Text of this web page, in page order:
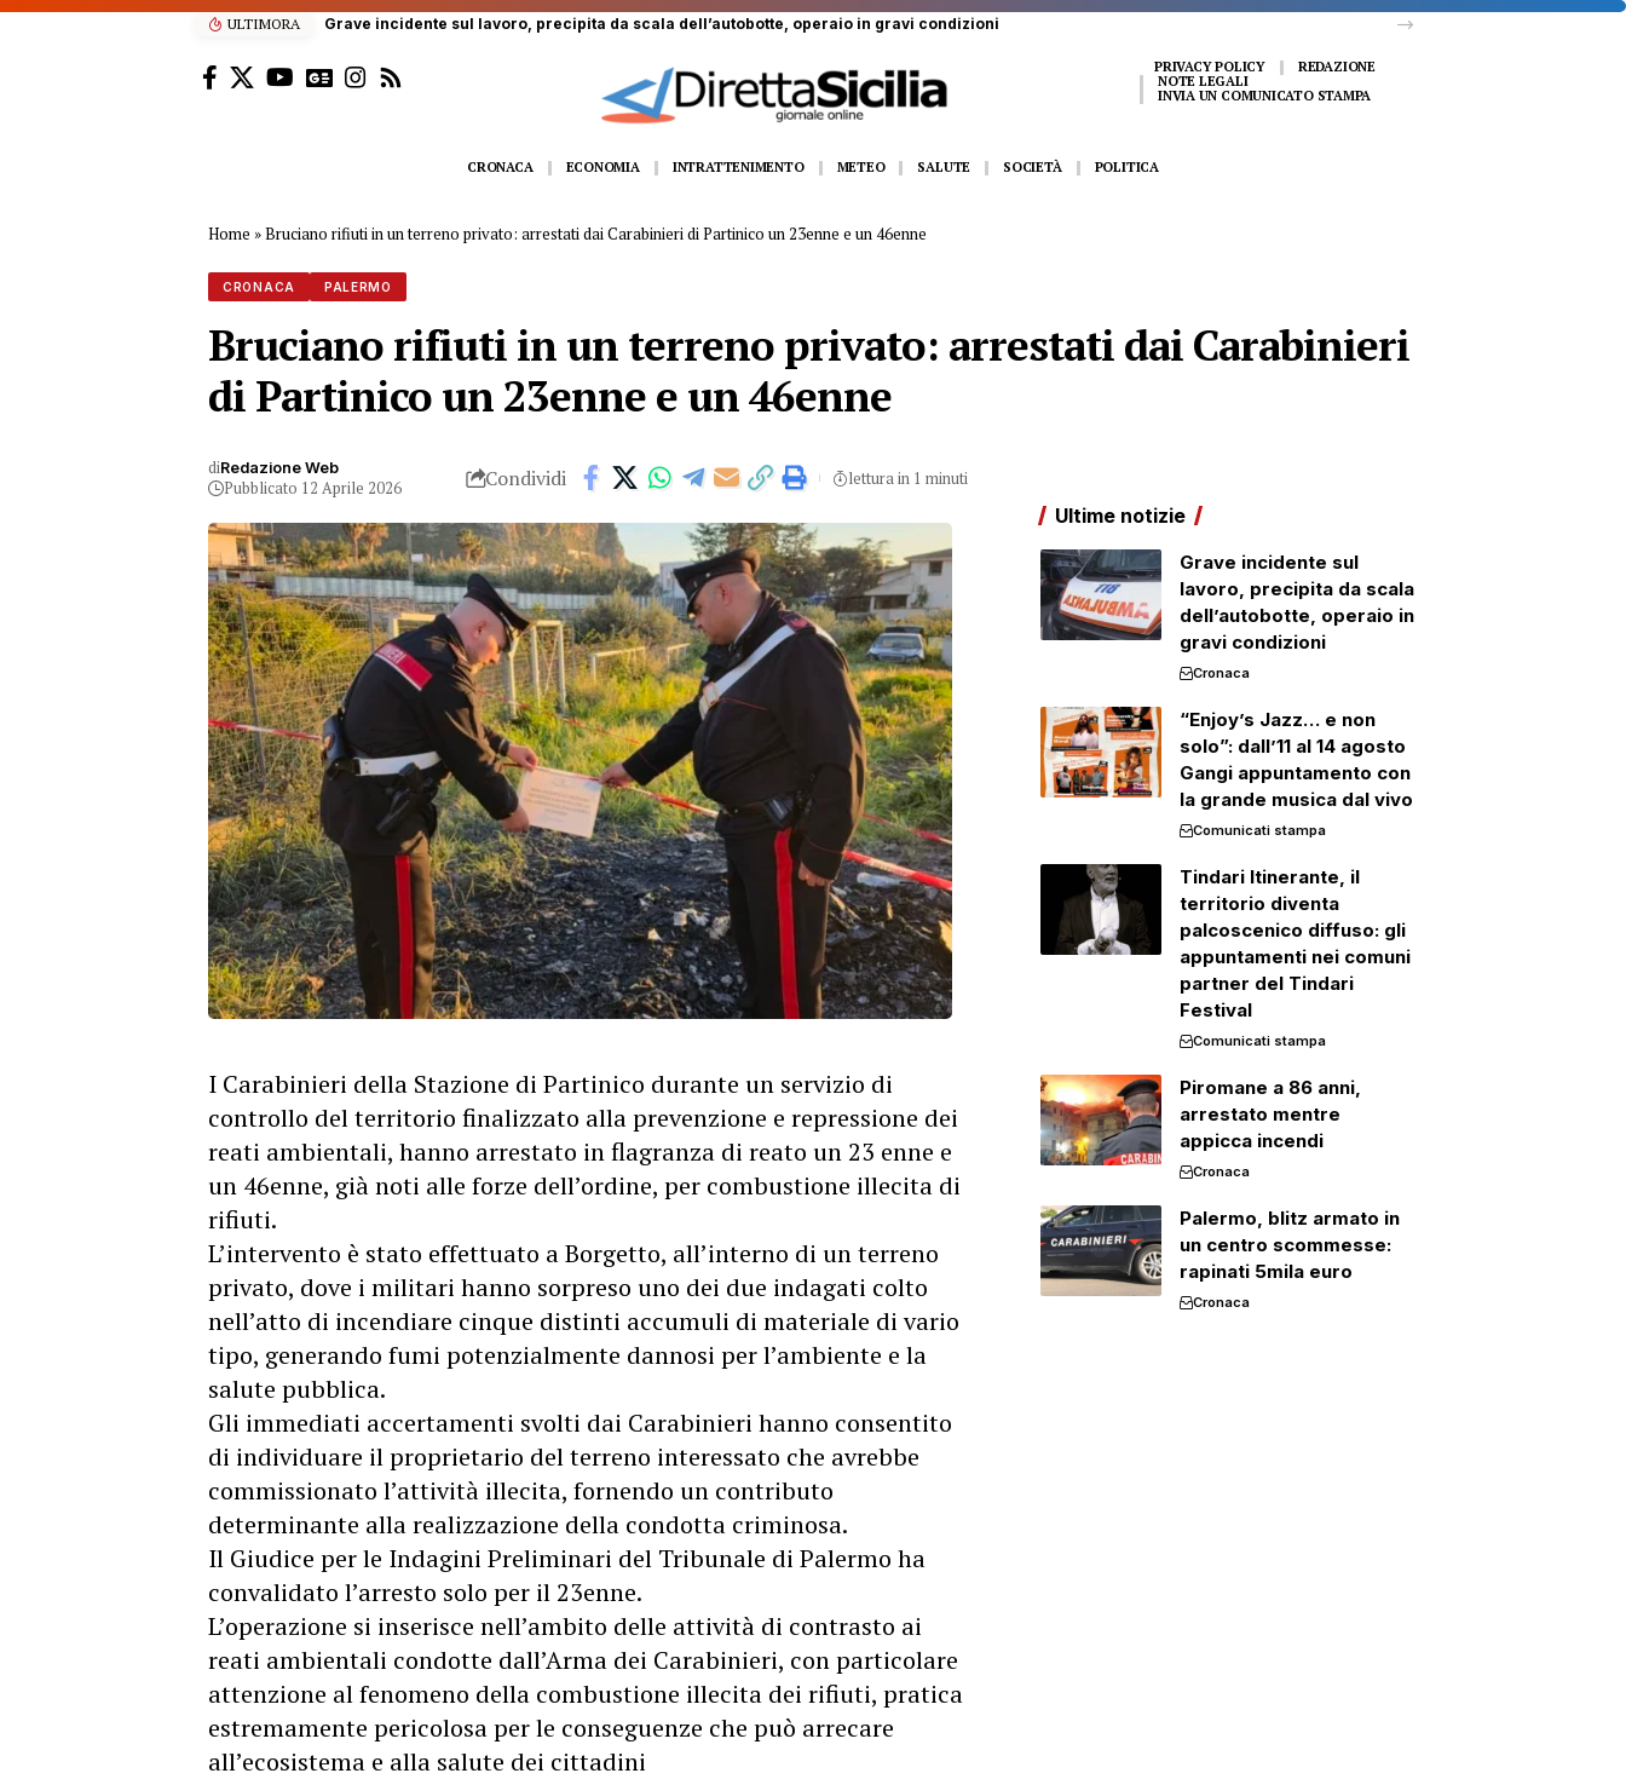
ULTIMORA “Enjoy’s Jazz… e non solo”: dall’11 al 14 agosto Gangi appuntamento con la grande musica dal vivo
PRIVACY POLICY
REDAZIONE
NOTE LEGALI
INVIA UN COMUNICATO STAMPA
CRONACA ECONOMIA INTRATTENIMENTO METEO SALUTE SOCIETÀ POLITICA
Home »Bruciano rifiuti in un terreno privato: arrestati dai Carabinieri di Partinico un 23enne e un 46enne
CRONACA PALERMO
Bruciano rifiuti in un terreno privato: arrestati dai Carabinieri
di Partinico un 23enne e un 46enne
diRedazione Web
Pubblicato 12 Aprile 2026 Condividi lettura in 1 minuti
I Carabinieri della Stazione di Partinico durante un servizio di
controllo del territorio finalizzato alla prevenzione e repressione dei
reati ambientali, hanno arrestato in flagranza di reato un 23 enne e
un 46enne, già noti alle forze dell’ordine, per combustione illecita di
rifiuti.
L’intervento è stato effettuato a Borgetto, all’interno di un terreno
privato, dove i militari hanno sorpreso uno dei due indagati colto
nell’atto di incendiare cinque distinti accumuli di materiale di vario
tipo, generando fumi potenzialmente dannosi per l’ambiente e la
salute pubblica.
Gli immediati accertamenti svolti dai Carabinieri hanno consentito
di individuare il proprietario del terreno interessato che avrebbe
commissionato l’attività illecita, fornendo un contributo
determinante alla realizzazione della condotta criminosa.
Il Giudice per le Indagini Preliminari del Tribunale di Palermo ha
convalidato l’arresto solo per il 23enne.
L’operazione si inserisce nell’ambito delle attività di contrasto ai
reati ambientali condotte dall’Arma dei Carabinieri, con particolare
attenzione al fenomeno della combustione illecita dei rifiuti, pratica
estremamente pericolosa per le conseguenze che può arrecare
all’ecosistema e alla salute dei cittadini
Ultime notizie
Grave incidente sul
lavoro, precipita da scala
dell’autobotte, operaio in
gravi condizioni
Cronaca
“Enjoy’s Jazz… e non
solo”: dall’11 al 14 agosto
Gangi appuntamento con
la grande musica dal vivo
Comunicati stampa
Tindari Itinerante, il
territorio diventa
palcoscenico diffuso: gli
appuntamenti nei comuni
partner del Tindari
Festival
Comunicati stampa
Piromane a 86 anni,
arrestato mentre
appicca incendi
Cronaca
Palermo, blitz armato in
un centro scommesse:
rapinati 5mila euro
Cronaca